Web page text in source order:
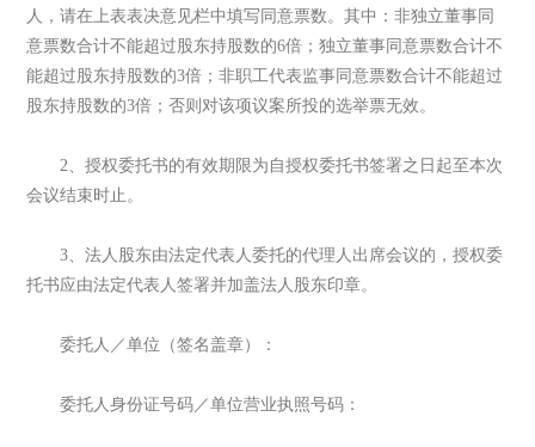
人，请在上表表决意见栏中填写同意票数。其中：非独立董事同
意票数合计不能超过股东持股数的6倍；独立董事同意票数合计不
能超过股东持股数的3倍；非职工代表监事同意票数合计不能超过
股东持股数的3倍；否则对该项议案所投的选举票无效。
2、授权委托书的有效期限为自授权委托书签署之日起至本次
会议结束时止。
3、法人股东由法定代表人委托的代理人出席会议的，授权委
托书应由法定代表人签署并加盖法人股东印章。
委托人／单位（签名盖章）：
委托人身份证号码／单位营业执照号码：